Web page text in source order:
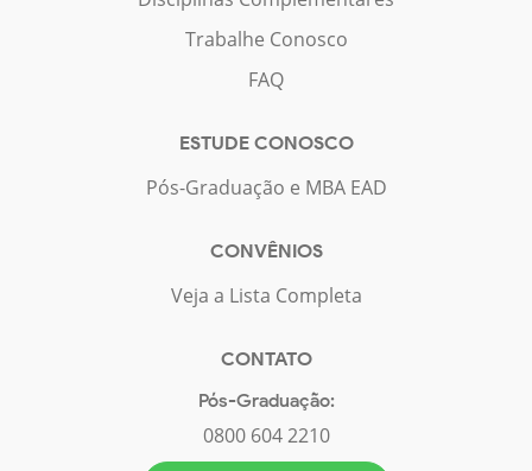
Trabalhe Conosco
FAQ
ESTUDE CONOSCO
Pós-Graduação e MBA EAD
CONVÊNIOS
Veja a Lista Completa
CONTATO
Pós-Graduação:
0800 604 2210